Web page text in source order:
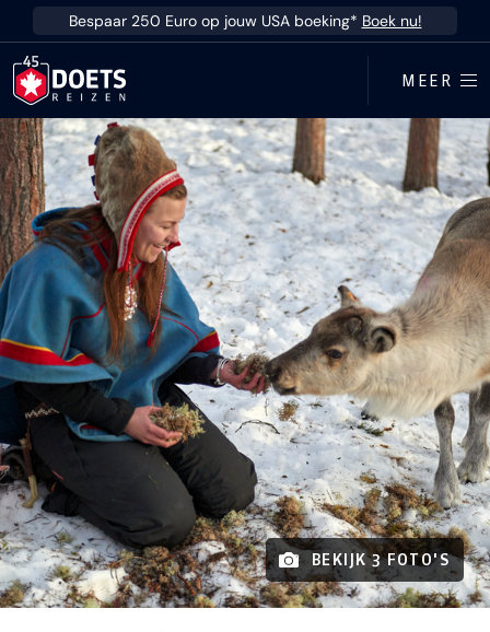
Ga direct naar inhoud
Bespaar 250 Euro op jouw USA boeking* Boek nu!
MEER
BEKIJK 3 FOTO'S